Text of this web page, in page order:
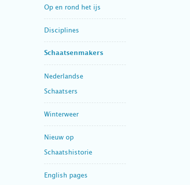
Op en rond het ijs
Disciplines
Schaatsenmakers
Nederlandse
Schaatsers
Winterweer
Nieuw op
Schaatshistorie
English pages